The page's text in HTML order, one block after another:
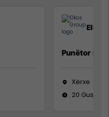
Elkos
Punëtor në
Xërxe
20 Gusht